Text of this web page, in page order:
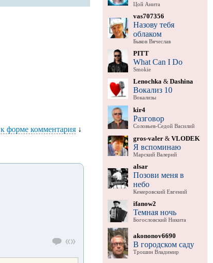
к форме комментария ↓
Цой Анита
vas707356
Назову тебя
облаком
Быков Вячеслав
PITT
What Can I Do
Smokie
Lenochka & Dashina
Вокализ 10
Вокализы
kir4
Разговор
Соловьев-Седой Василий
gros-valer& VLODEK
Я вспоминаю
Марский Валерий
alsar
Позови меня в
небо
Кемеровский Евгений
ifanow2
Темная ночь
Богословский Никита
akononov6690
В городском саду
Трошин Владимир